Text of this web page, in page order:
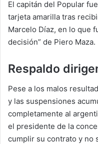
El capitán del Popular
tarjeta amarilla tras
Marcelo Díaz, en lo que
decisión” de Piero Maza.
Respaldo
Pese a los malos
y las suspensiones
completamente al
el presidente de la
cumplir su contrato y no